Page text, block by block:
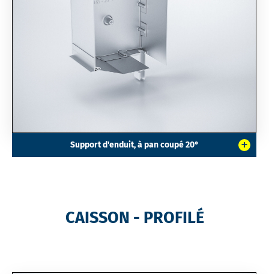
+
Support d'enduit, à pan coupé 20°
CAISSON - PROFILÉ